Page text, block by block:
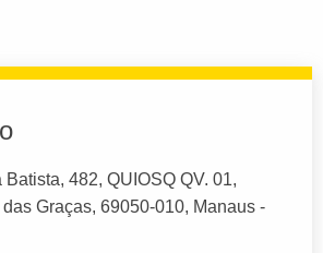
482, QUIOSQ QV. 01,
Graças, 69050-010, Manaus -